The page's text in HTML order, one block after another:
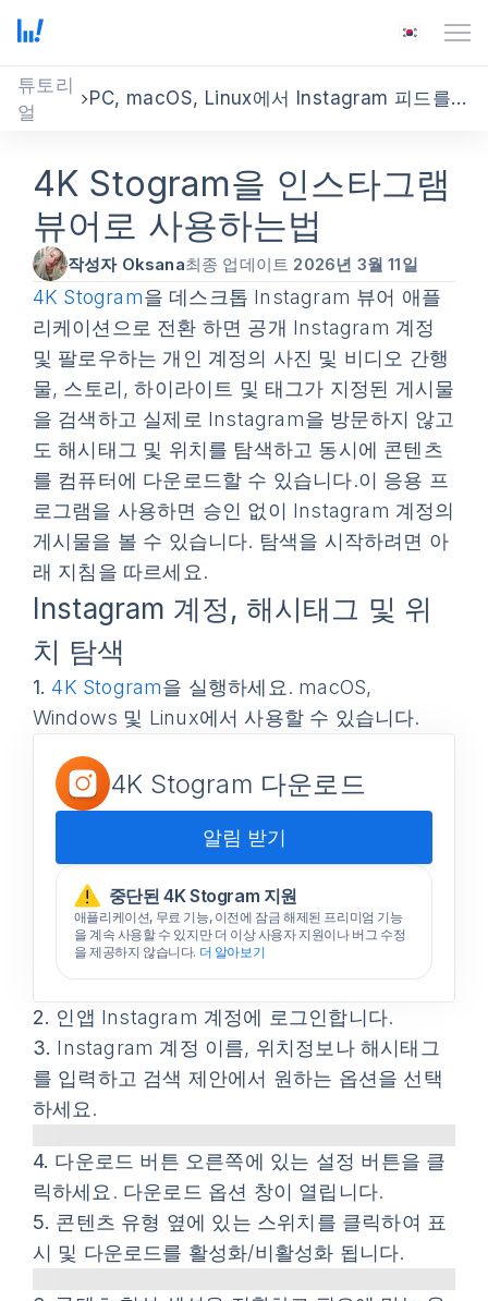
튜토리
얼
PC, macOS, Linux에서 Instagram 피드를 확인하세요
4K Stogram을 인스타그램
뷰어로 사용하는법
작성자 Oksana최종 업데이트 2026년 3월 11일
4K Stogram을 데스크톱 Instagram 뷰어 애플
리케이션으로 전환 하면 공개 Instagram 계정
및 팔로우하는 개인 계정의 사진 및 비디오 간행
물, 스토리, 하이라이트 및 태그가 지정된 게시물
을 검색하고 실제로 Instagram을 방문하지 않고
도 해시태그 및 위치를 탐색하고 동시에 콘텐츠
를 컴퓨터에 다운로드할 수 있습니다.이 응용 프
로그램을 사용하면 승인 없이 Instagram 계정의
게시물을 볼 수 있습니다. 탐색을 시작하려면 아
래 지침을 따르세요.
Instagram 계정, 해시태그 및 위
치 탐색
1. 4K Stogram을 실행하세요. macOS,
Windows 및 Linux에서 사용할 수 있습니다.
4K Stogram 다운로드
알림 받기
중단된 4K Stogram 지원
애플리케이션, 무료 기능, 이전에 잠금 해제된 프리미엄 기능
을 계속 사용할 수 있지만 더 이상 사용자 지원이나 버그 수정
을 제공하지 않습니다. 더 알아보기
2. 인앱 Instagram 계정에 로그인합니다.
3. Instagram 계정 이름, 위치정보나 해시태그
를 입력하고 검색 제안에서 원하는 옵션을 선택
하세요.
4. 다운로드 버튼 오른쪽에 있는 설정 버튼을 클
릭하세요. 다운로드 옵션 창이 열립니다.
5. 콘텐츠 유형 옆에 있는 스위치를 클릭하여 표
시 및 다운로드를 활성화/비활성화 됩니다.